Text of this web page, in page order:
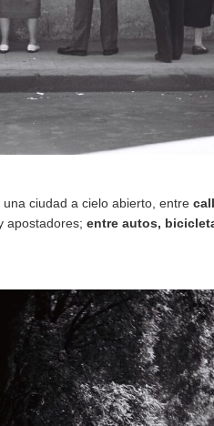
ciudad a cielo abierto, entre
apostadores; entre autos,